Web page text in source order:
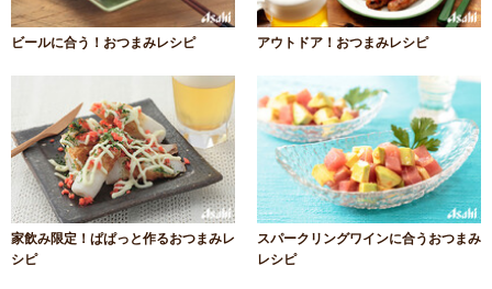
ビールに合う！おつまみレシピ アウトドア！おつまみレシピ
家飲み限定！ぱぱっと作るおつまみレ
シピ
スパークリングワインに合うおつまみ
レシピ